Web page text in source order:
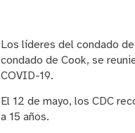
Los líderes del condado
condado de Cook, se
COVID-19.
El 12 de mayo, los CDC
a 15 años.